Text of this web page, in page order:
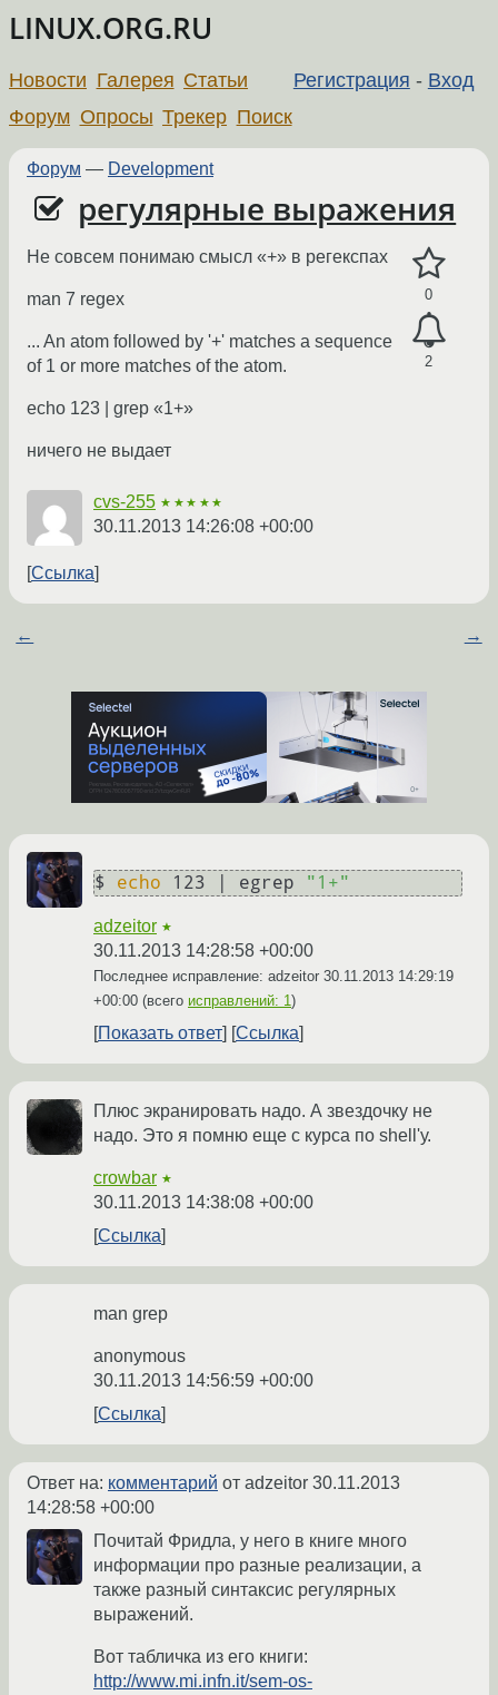
LINUX.ORG.RU
Регистрация - Вход
Новости Галерея Статьи
Форум Опросы Трекер Поиск
Форум — Development
регулярные выражения
0
2
Не совсем понимаю смысл «+» в регекспах
man 7 regex
... An atom followed by '+' matches a sequence
of 1 or more matches of the atom.
echo 123 | grep «1+»
ничего не выдает
cvs-255 ★★★★★
30.11.2013 14:26:08 +00:00
Ссылка
← →
$ echo 123 | egrep "1+"
adzeitor ★
30.11.2013 14:28:58 +00:00
Последнее исправление: adzeitor 30.11.2013 14:29:19
+00:00 (всего исправлений: 1)
Показать ответ Ссылка
Плюс экранировать надо. А звездочку не
надо. Это я помню еще с курса по shell'у.
crowbar ★
30.11.2013 14:38:08 +00:00
Ссылка
man grep
anonymous
30.11.2013 14:56:59 +00:00
Ссылка
Ответ на: комментарий от adzeitor 30.11.2013
14:28:58 +00:00
Почитай Фридла, у него в книге много
информации про разные реализации, а
также разный синтаксис регулярных
выражений.
Вот табличка из его книги:
http://www.mi.infn.it/sem-os-